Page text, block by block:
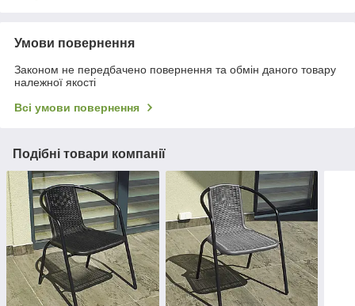
Умови повернення
Законом не передбачено повернення та обмін даного товару
належної якості
Всі умови повернення
Подібні товари компанії